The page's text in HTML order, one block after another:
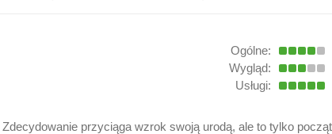
Ogólne:
Wygląd:
Usługi:
przyciąga wzrok swoją urodą, ale to tylko